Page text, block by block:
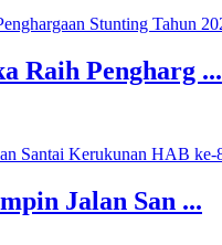
Raih Pengharg ...
Jalan San ...